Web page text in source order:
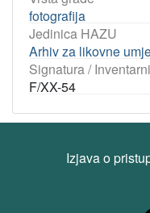
fotografija
Jedinica HAZU
Arhiv za likovne
Signatura /
F/XX-54
Izjava o